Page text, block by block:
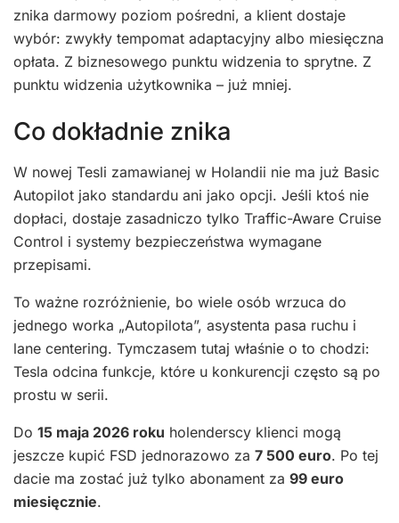
znika darmowy poziom pośredni, a klient dostaje
wybór: zwykły tempomat adaptacyjny albo miesięczna
opłata. Z biznesowego punktu widzenia to sprytne. Z
punktu widzenia użytkownika – już mniej.
Co dokładnie znika
W nowej Tesli zamawianej w Holandii nie ma już Basic
Autopilot jako standardu ani jako opcji. Jeśli ktoś nie
dopłaci, dostaje zasadniczo tylko Traffic-Aware Cruise
Control i systemy bezpieczeństwa wymagane
przepisami.
To ważne rozróżnienie, bo wiele osób wrzuca do
jednego worka „Autopilota”, asystenta pasa ruchu i
lane centering. Tymczasem tutaj właśnie o to chodzi:
Tesla odcina funkcje, które u konkurencji często są po
prostu w serii.
Do 15 maja 2026 roku holenderscy klienci mogą
jeszcze kupić FSD jednorazowo za 7 500 euro. Po tej
dacie ma zostać już tylko abonament za 99 euro
miesięcznie.